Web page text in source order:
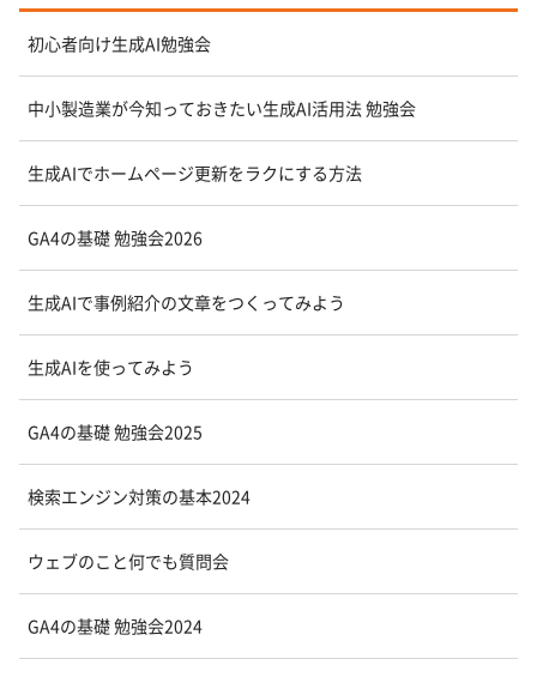
初心者向け生成AI勉強会
中小製造業が今知っておきたい生成AI活用法 勉強会
生成AIでホームページ更新をラクにする方法
GA4の基礎 勉強会2026
生成AIで事例紹介の文章をつくってみよう
生成AIを使ってみよう
GA4の基礎 勉強会2025
検索エンジン対策の基本2024
ウェブのこと何でも質問会
GA4の基礎 勉強会2024